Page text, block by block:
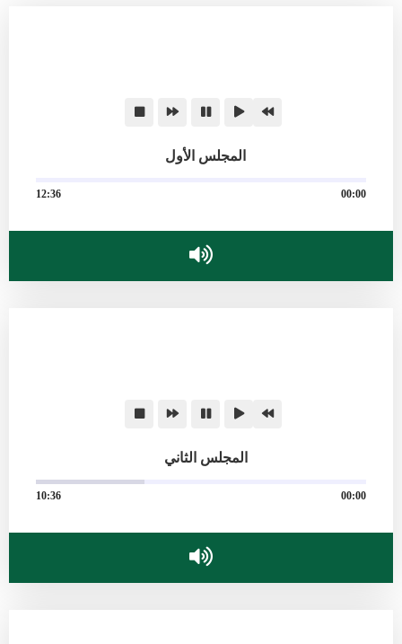
المجلس الأول
00:00
12:36
المجلس الثاني
00:00
10:36